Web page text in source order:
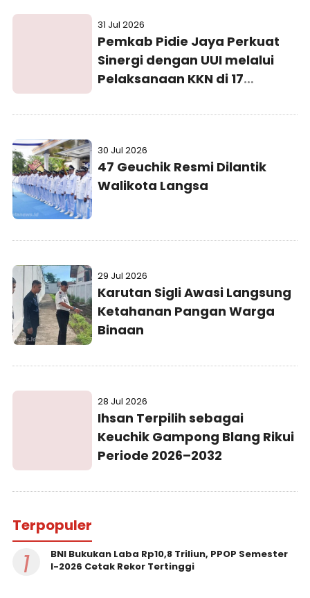
31 Jul 2026
Pemkab Pidie Jaya Perkuat
Sinergi dengan UUI melalui
Pelaksanaan KKN di 17
30 Jul 2026
47 Geuchik Resmi Dilantik
Walikota Langsa
29 Jul 2026
Karutan Sigli Awasi Langsung
Ketahanan Pangan Warga
Binaan
28 Jul 2026
Ihsan Terpilih sebagai
Keuchik Gampong Blang Rikui
Periode 2026–2032
Terpopuler
1
BNI Bukukan Laba Rp10,8 Triliun, PPOP Semester
I-2026 Cetak Rekor Tertinggi